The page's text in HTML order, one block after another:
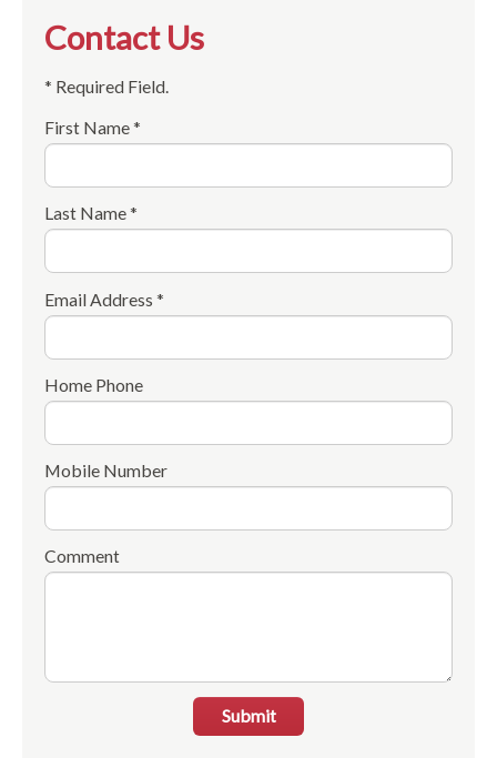
Contact Us
* Required Field.
First Name *
Last Name *
Email Address *
Home Phone
Mobile Number
Comment
Submit